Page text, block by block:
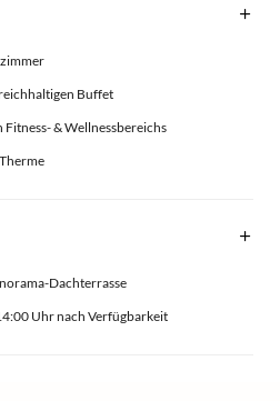
Buffet
& Wellnessbereichs
Dachterrasse
Uhr nach Verfügbarkeit